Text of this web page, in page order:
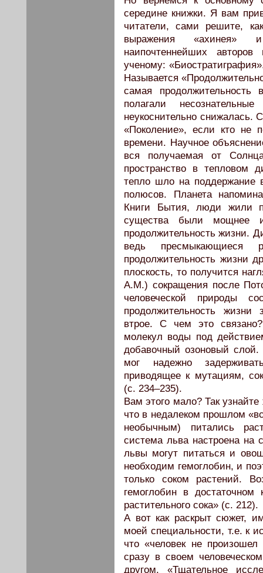
середине книжки. Я вам
читатели, сами решите,
выражения «ахинея»
наипочтеннейших
ученому:
Называется
самая
полагали
неукоснительно снижалась.
«Поколение», если кто не
времени. Научное
вся получаемая от
пространство в тепловом
тепло шло на поддержание
полюсов. Планета
Книги Бытия, люди жили
существа были мощнее
продолжительность жизни.
ведь
продолжительность жизни
плоскость, то получится
А.М.) сокращения после
человеческой природы
продолжительность жизни
втрое. С чем это
молекул воды под
добавочный озоновый
мог надежно
приводящее к мутациям,
(с. 234–235).
Вам этого мало? Так
что в недалеком прошлом
необычным) питались
система льва настроена на
львы могут питаться и
необходим гемоглобин, и
только соком растений.
гемоглобин в
растительного сока» (с. 212).
А вот как раскрыт сюжет,
моей специальности, т.е. к
что «человек не
сразу в своем
другом. «Тщательное